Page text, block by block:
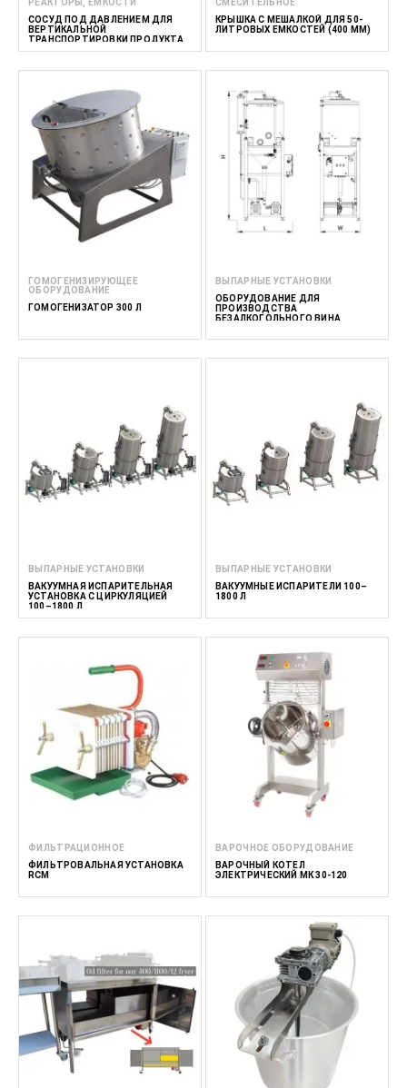
РЕАКТОРЫ, ЕМКОСТИ
СОСУД ПОД ДАВЛЕНИЕМ ДЛЯ
ВЕРТИКАЛЬНОЙ
ТРАНСПОРТИРОВКИ ПРОДУКТА
300 BIN
СМЕСИТЕЛЬНОЕ
КРЫШКА С МЕШАЛКОЙ ДЛЯ 50-
ЛИТРОВЫХ ЕМКОСТЕЙ (400 ММ)
ГОМОГЕНИЗИРУЮЩЕЕ
ОБОРУДОВАНИЕ
ГОМОГЕНИЗАТОР 300 Л
ВЫПАРНЫЕ УСТАНОВКИ
ОБОРУДОВАНИЕ ДЛЯ
ПРОИЗВОДСТВА
БЕЗАЛКОГОЛЬНОГО ВИНА
ВЫПАРНЫЕ УСТАНОВКИ
ВАКУУМНАЯ ИСПАРИТЕЛЬНАЯ
УСТАНОВКА С ЦИРКУЛЯЦИЕЙ
100–1800 Л
ВЫПАРНЫЕ УСТАНОВКИ
ВАКУУМНЫЕ ИСПАРИТЕЛИ 100–
1800 Л
ФИЛЬТРАЦИОННОЕ
ФИЛЬТРОВАЛЬНАЯ УСТАНОВКА
RCM
ВАРОЧНОЕ ОБОРУДОВАНИЕ
ВАРОЧНЫЙ КОТЕЛ
ЭЛЕКТРИЧЕСКИЙ МК 30-120